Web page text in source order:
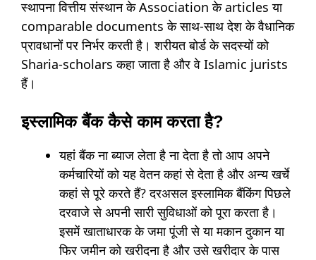
स्थापना वित्तीय संस्थान के Association के articles या
comparable documents के साथ-साथ देश के वैधानिक
प्रावधानों पर निर्भर करती है। शरीयत बोर्ड के सदस्यों को
Sharia-scholars कहा जाता है और वे Islamic jurists
हैं।
इस्लामिक बैंक कैसे काम करता है?
यहां बैंक ना ब्याज लेता है ना देता है तो आप अपने
कर्मचारियों को यह वेतन कहां से देता है और अन्य खर्चे
कहां से पूरे करते हैं? दरअसल इस्लामिक बैंकिंग पिछले
दरवाजे से अपनी सारी सुविधाओं को पूरा करता है।
इसमें खाताधारक के जमा पूंजी से या मकान दुकान या
फिर जमीन को खरीदना है और उसे खरीदार के पास